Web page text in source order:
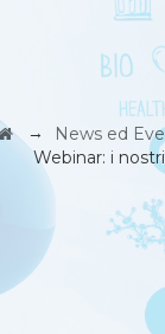
→ News ed
Webinar: i